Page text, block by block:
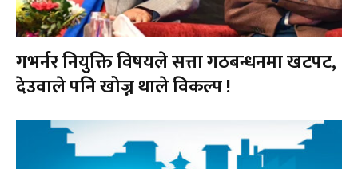
गभर्नर नियुक्ति विषयले सत्ता गठबन्धनमा खटपट,
देउवाले पनि खोज्न थाले विकल्प !